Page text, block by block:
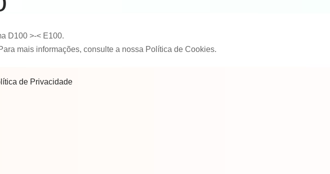
D100 >-< E100.
mais informações, consulte a nossa Política de Cookies.
de Privacidade